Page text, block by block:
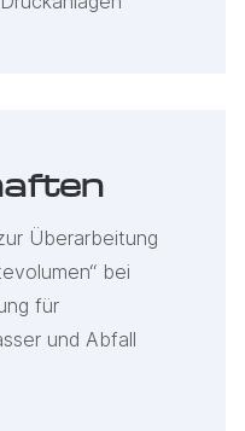
Überarbeitung
bei
für
und Abfall